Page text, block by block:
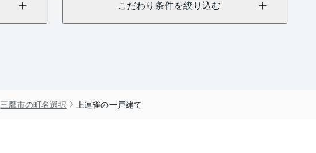
こだわり条件を絞り込む
三鷹市の町名選択 上連雀の一戸建て